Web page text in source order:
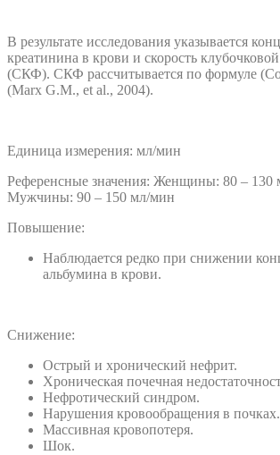
В результате исследования указывается
креатинина в крови и скорость
(СКФ). СКФ рассчитывается по формуле
(Marx G.M., et al., 2004).
Единица измерения: мл/мин
Референсные значения: Женщины: 80 – 130
Мужчины: 90 – 150 мл/мин
Повышение:
Наблюдается редко при снижении
альбумина в крови.
Снижение:
Острый и хронический нефрит.
Хроническая почечная
Нефротический синдром.
Нарушения кровообращения в почках.
Массивная кровопотеря.
Шок.